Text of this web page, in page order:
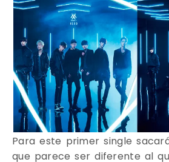
Para este primer single
que parece ser diferente al